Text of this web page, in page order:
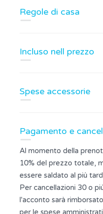
Regole di casa
Incluso nell prezzo
Spese accessorie
Pagamento e
Al momento della
10% del prezzo totale,
essere saldato al più
Per cancellazioni 30 o
l'acconto sarà
per le spese